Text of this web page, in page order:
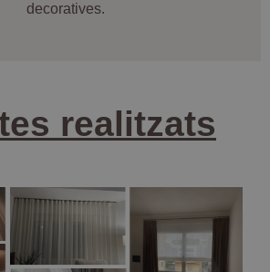
decoratives.
realitzats